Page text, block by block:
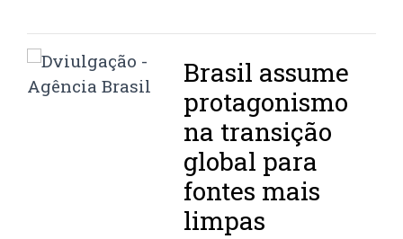
Brasil assume
protagonismo
na transição
global para
fontes mais
limpas